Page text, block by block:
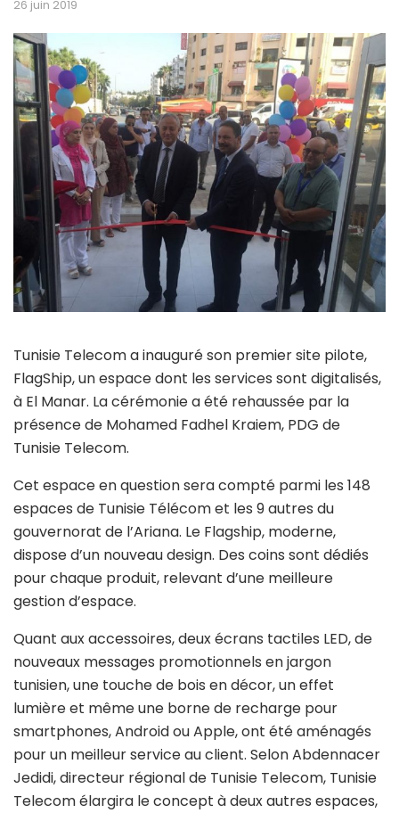
26 juin 2019
Tunisie Telecom a inauguré son premier site pilote,
FlagShip, un espace dont les services sont digitalisés,
à El Manar. La cérémonie a été rehaussée par la
présence de Mohamed Fadhel Kraiem, PDG de
Tunisie Telecom.
Cet espace en question sera compté parmi les 148
espaces de Tunisie Télécom et les 9 autres du
gouvernorat de l’Ariana. Le Flagship, moderne,
dispose d’un nouveau design. Des coins sont dédiés
pour chaque produit, relevant d’une meilleure
gestion d’espace.
Quant aux accessoires, deux écrans tactiles LED, de
nouveaux messages promotionnels en jargon
tunisien, une touche de bois en décor, un effet
lumière et même une borne de recharge pour
smartphones, Android ou Apple, ont été aménagés
pour un meilleur service au client. Selon Abdennacer
Jedidi, directeur régional de Tunisie Telecom, Tunisie
Telecom élargira le concept à deux autres espaces,